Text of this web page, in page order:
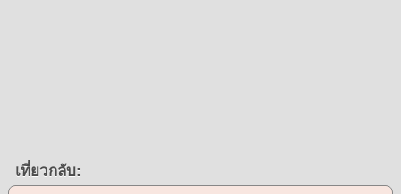
เที่ยวกลับ: